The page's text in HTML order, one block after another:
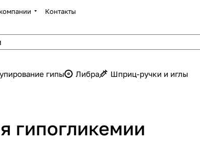
Контакты
гипы Либра Шприц-ручки и иглы
гипогликемии